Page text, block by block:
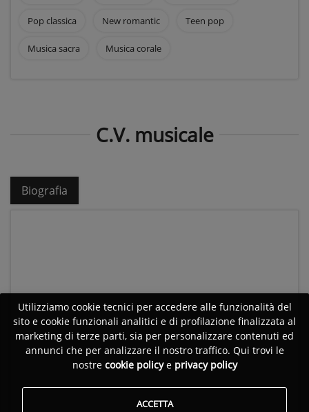
Pop classica New romantic Teen pop
Musica sacra Musica corale
C.V. musicale
Biografia
Utilizziamo cookie tecnici per accedere alle funzionalità del
sito e cookie funzionali analitici e di profilazione finalizzata al
marketing di terze parti, sia per personalizzare contenuti ed
annunci che per analizzare il nostro traffico. Qui trovi le
nostre cookie policye privacy policy
ACCETTA